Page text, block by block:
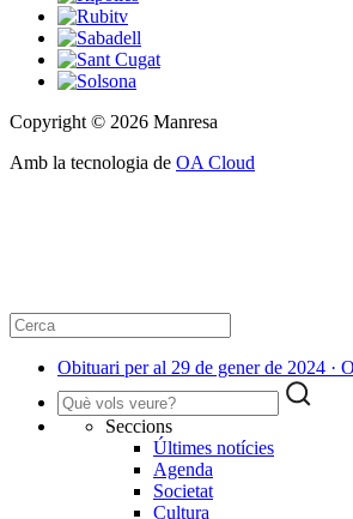
Copyright © 2026 Manresa
Amb la tecnologia de OA Cloud
Obituari per al 29 de gener de 2024 ·
Seccions
Últimes notícies
Agenda
Societat
Cultura